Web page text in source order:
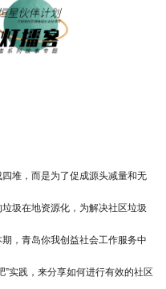
堆，而是为了促成源头减量和无
圾在地资源化，为解决社区垃圾
，青岛你我创益社会工作服务中
”实践，来分享如何进行有效的社区